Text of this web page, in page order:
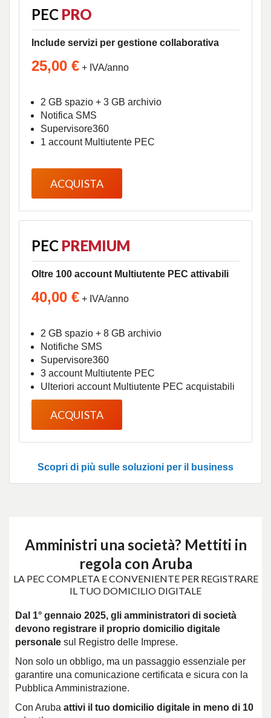
PEC PRO
Include servizi per gestione collaborativa
25,00 € + IVA/anno
2 GB spazio + 3 GB archivio
Notifica SMS
Supervisore360
1 account Multiutente PEC
ACQUISTA
PEC PREMIUM
Oltre 100 account Multiutente PEC attivabili
40,00 € + IVA/anno
2 GB spazio + 8 GB archivio
Notifiche SMS
Supervisore360
3 account Multiutente PEC
Ulteriori account Multiutente PEC acquistabili
ACQUISTA
Scopri di più sulle soluzioni per il business
Amministri una società? Mettiti in
regola con Aruba
LA PEC COMPLETA E CONVENIENTE PER REGISTRARE
IL TUO DOMICILIO DIGITALE
Dal 1° gennaio 2025, gli amministratori di società
devono registrare il proprio domicilio digitale
personale sul Registro delle Imprese.
Non solo un obbligo, ma un passaggio essenziale per
garantire una comunicazione certificata e sicura con la
Pubblica Amministrazione.
Con Aruba attivi il tuo domicilio digitale in meno di 10